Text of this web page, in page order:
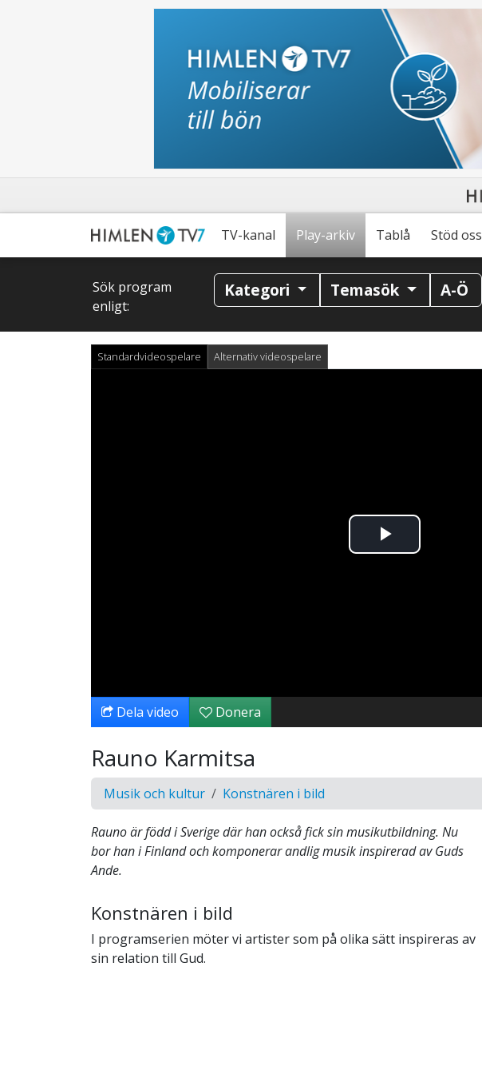
TV-kanal Play-arkiv Tablå Stöd oss
Sök program
enligt:
Kategori Temasök A-Ö
Standardvideospelare Alternativ videospelare
Spela
Dela video Donera
Rauno Karmitsa
Musik och kultur Konstnären i bild
Rauno är född i Sverige där han också fick sin musikutbildning. Nu
bor han i Finland och komponerar andlig musik inspirerad av Guds
Ande.
Konstnären i bild
I programserien möter vi artister som på olika sätt inspireras av
sin relation till Gud.